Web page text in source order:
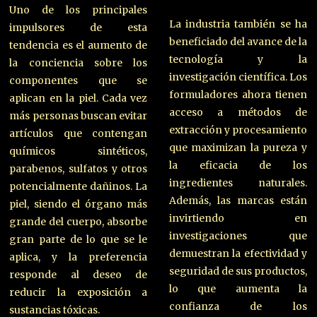
Uno de los principales
impulsores de esta
tendencia es el aumento de
la conciencia sobre los
componentes que se
aplican en la piel. Cada vez
más personas buscan evitar
artículos que contengan
químicos sintéticos,
parabenos, sulfatos y otros
potencialmente dañinos. La
piel, siendo el órgano más
grande del cuerpo, absorbe
gran parte de lo que se le
aplica, y la preferencia
responde al deseo de
reducir la exposición a
sustancias tóxicas.
La industria también se ha
beneficiado del avance de la
tecnología y la
investigación científica. Los
formuladores ahora tienen
acceso a métodos de
extracción y procesamiento
que maximizan la pureza y
la eficacia de los
ingredientes naturales.
Además, las marcas están
invirtiendo en
investigaciones que
demuestran la efectividad y
seguridad de sus productos,
lo que aumenta la
confianza de los